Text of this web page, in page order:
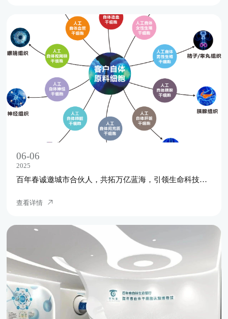
06-06
2025
百年春诚邀城市合伙人，共拓万亿蓝海，引领生命科技新未来！
查看详情